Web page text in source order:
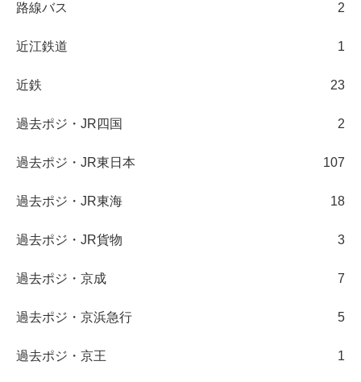
路線バス 2
近江鉄道 1
近鉄 23
過去ポジ・JR四国 2
過去ポジ・JR東日本 107
過去ポジ・JR東海 18
過去ポジ・JR貨物 3
過去ポジ・京成 7
過去ポジ・京浜急行 5
過去ポジ・京王 1